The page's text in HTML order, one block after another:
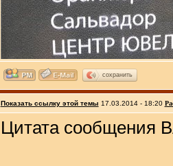
сохранить
Показать ссылку этой темы 17.03.2014 - 18:20
Цитата сообщения